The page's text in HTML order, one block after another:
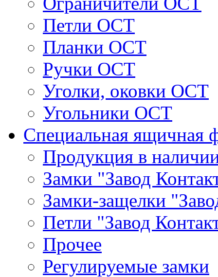
Петли ОСТ
Планки ОСТ
Ручки ОСТ
Уголки, оковки ОСТ
Угольники ОСТ
Специальная ящичная
Продукция в
Замки "Завод
Замки-защелки
Петли "Завод
Прочее
Регулируемые замки